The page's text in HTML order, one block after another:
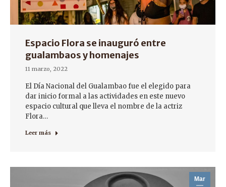
Espacio Flora se inauguró entre
gualambaos y homenajes
11 marzo, 2022
El Día Nacional del Gualambao fue el elegido para
dar inicio formal a las actividades en este nuevo
espacio cultural que lleva el nombre de la actriz
Flora…
Leer más
Mar